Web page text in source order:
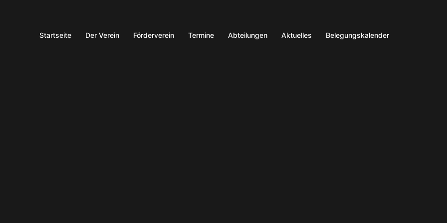
Startseite Der Verein Förderverein Termine Abteilungen Aktuelles Belegungskalender